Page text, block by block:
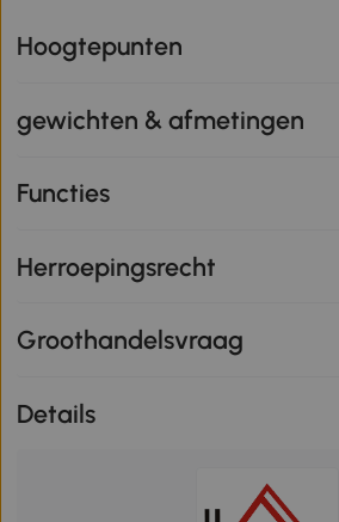
Hoogtepunten
gewichten & afmetingen
Functies
Herroepingsrecht
Groothandelsvraag
Details